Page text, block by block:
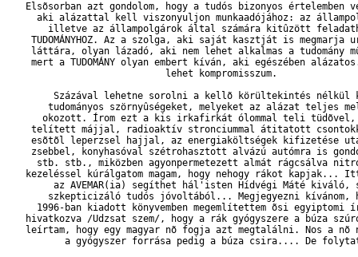
Elsõsorban azt gondolom, hogy a tudós bizonyos értelemben
aki alázattal kell viszonyuljon munkaadójához: az
illetve az állampolgárok által számára kitûzött
TUDOMÁNYHOZ. Az a szolga, aki saját kasztját is megmarja
láttára, olyan lázadó, aki nem lehet alkalmas a tudomány
mert a TUDOMÁNY olyan embert kíván, aki egészében
                            lehet kompromisszum.
Százával lehetne sorolni a kellõ körültekintés nélkül
tudományos szörnyûségeket, melyeket az alázat teljes
okozott. Írom ezt a kis irkafirkát ólommal teli
telített májjal, radioaktív stronciummal átitatott
esõtõl leperzsel hajjal, az energiaköltségek kifizetése
zsebbel, konyhasóval szétrohasztott alvázú autómra is
stb. stb., miközben agyonpermetezett almát rágcsálva
kezeléssel kúrálgatom magam, hogy nehogy rákot kapjak...
az AVEMAR(ia) segíthet hál'isten Hídvégi Máté kiváló,
szkepticizáló tudós jóvoltából... Megjegyezni kívánom,
1996-ban kiadott könyvemben megemlítettem õsi egyiptomi
hivatkozva /Udzsat szem/, hogy a rák gyógyszere a búza
leírtam, hogy egy magyar nõ fogja azt megtalálni. Nos a nõ
a gyógyszer forrása pedig a búza csira.... De